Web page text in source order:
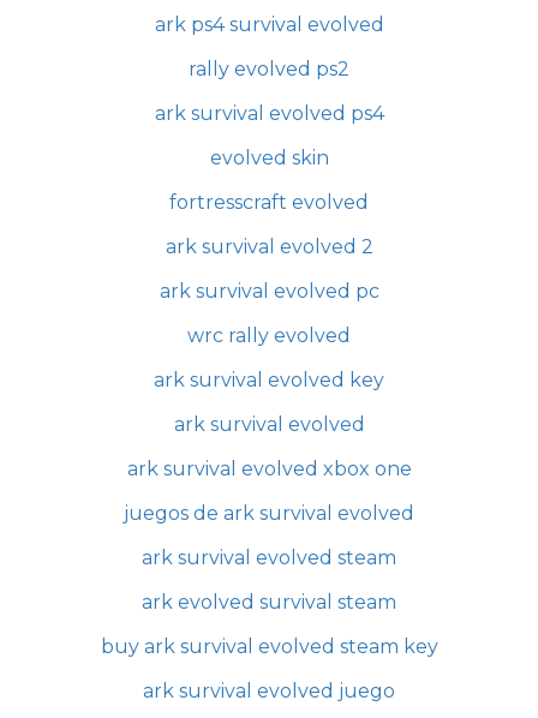
ark ps4 survival evolved
rally evolved ps2
ark survival evolved ps4
evolved skin
fortresscraft evolved
ark survival evolved 2
ark survival evolved pc
wrc rally evolved
ark survival evolved key
ark survival evolved
ark survival evolved xbox one
juegos de ark survival evolved
ark survival evolved steam
ark evolved survival steam
buy ark survival evolved steam key
ark survival evolved juego